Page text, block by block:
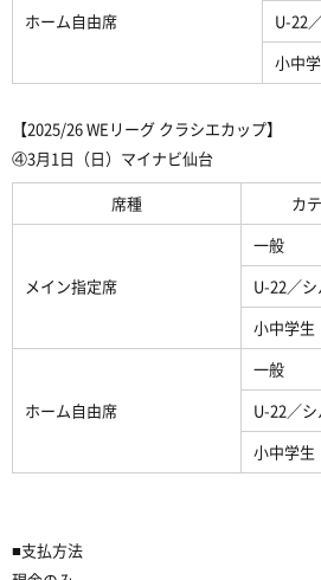
ホーム自由席
U-22
小中
【2025/26 WEリーグ クラシエカップ】
④3月1日（日）マイナビ仙台
席種
カ
メイン指定席
一般
U-22／
小中学生
ホーム自由席
一般
U-22／
小中学生
■支払方法